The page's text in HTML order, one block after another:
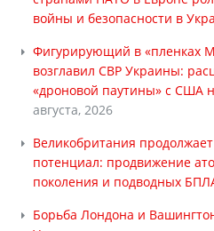
войны и безопасности в
Фигурирующий в «пленках
возглавил СВР Украины:
«дроновой паутины» с США
августа, 2026
Великобритания
потенциал: продвижение
поколения и подводных
Борьба Лондона и